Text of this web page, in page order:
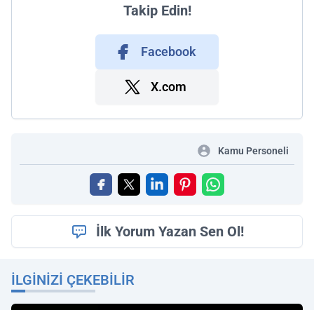
Takip Edin!
Facebook
X.com
Kamu Personeli
İlk Yorum Yazan Sen Ol!
İLGINIZI ÇEKEBILIR